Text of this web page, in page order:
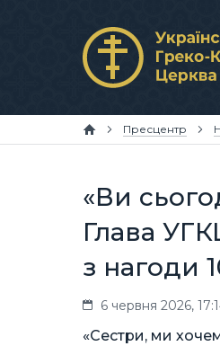
Пресцентр
«Ви
Глава
з нагоди
6 червня 2026,
«Сестри, ми